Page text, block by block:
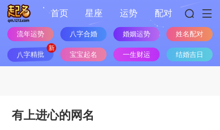
首页 星座 运势 配对
流年运势 八字合婚 婚姻运势 姓名配对
八字精批 宝宝起名 一生财运 结婚吉日
有上进心的网名